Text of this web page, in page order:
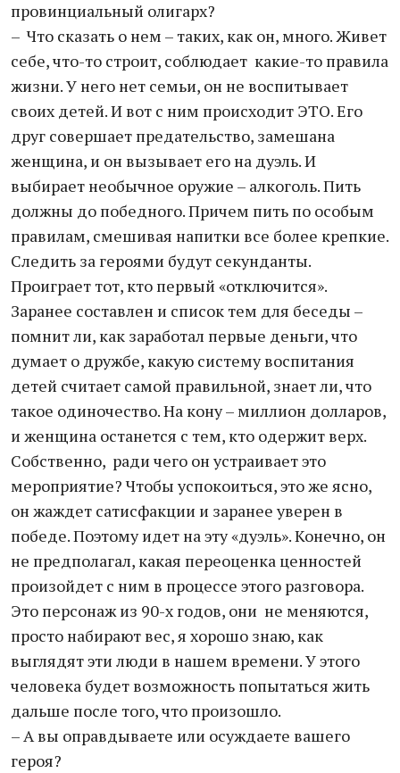
провинциальный олигарх?
– Что сказать о нем – таких, как он, много. Живет
себе, что-то строит, соблюдает какие-то правила
жизни. У него нет семьи, он не воспитывает
своих детей. И вот с ним происходит ЭТО. Его
друг совершает предательство, замешана
женщина, и он вызывает его на дуэль. И
выбирает необычное оружие – алкоголь. Пить
должны до победного. Причем пить по особым
правилам, смешивая напитки все более крепкие.
Следить за героями будут секунданты.
Проиграет тот, кто первый «отключится».
Заранее составлен и список тем для беседы –
помнит ли, как заработал первые деньги, что
думает о дружбе, какую систему воспитания
детей считает самой правильной, знает ли, что
такое одиночество. На кону – миллион долларов,
и женщина останется с тем, кто одержит верх.
Собственно, ради чего он устраивает это
мероприятие? Чтобы успокоиться, это же ясно,
он жаждет сатисфакции и заранее уверен в
победе. Поэтому идет на эту «дуэль». Конечно, он
не предполагал, какая переоценка ценностей
произойдет с ним в процессе этого разговора.
Это персонаж из 90-х годов, они не меняются,
просто набирают вес, я хорошо знаю, как
выглядят эти люди в нашем времени. У этого
человека будет возможность попытаться жить
дальше после того, что произошло.
– А вы оправдываете или осуждаете вашего
героя?